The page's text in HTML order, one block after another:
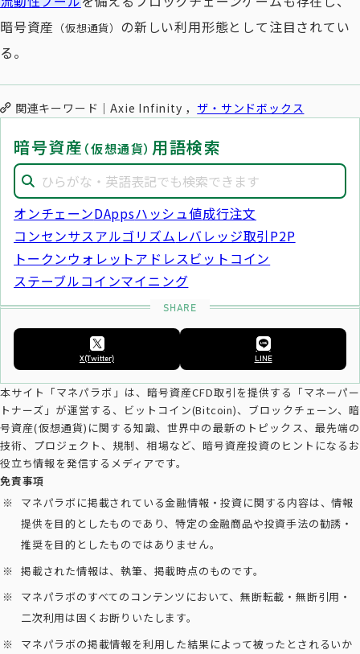
暗号資産 （仮想通貨） の新しい利用形態として注目されてい
る。
関連キーワード Axie Infinity ザ・サンドボックス
暗号資産 （仮想通貨） 用語検索
オンチェーンDAppsハッシュ値成行注文
コンセンサスアルゴリズム レバレッジ取引P2P
トークンウォレットアドレスビットコイン
ステーブルコインマイニング
X(Twitter) LINE
本サイト「マネパラボ」は、暗号資産CFD取引を提供する「マネーパー
トナーズ」が運営する、ビットコイン(Bitcoin)、ブロックチェーン、暗
号資産(仮想通貨)に関する知識、世界中の最新のトピックス、最先端の
技術、プロジェクト、規制、相場など、暗号資産投資のヒントになるお
役立ち情報を発信するメディアです。
免責事項
マネパラボに掲載されている金融情報・投資に関する内容は、情報
提供を目的としたものであり、特定の金融商品や投資手法の勧誘・
推奨を目的としたものではありません。
掲載された情報は、執筆、掲載時点のものです。
マネパラボのすべてのコンテンツにおいて、無断転載・無断引用・
二次利用は固くお断りいたします。
マネパラボの掲載情報を利用した結果によって被ったとされるいか